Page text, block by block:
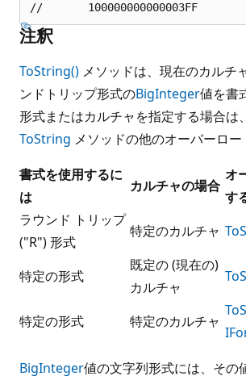
注釈
ToString() メソッドは、現在のカルチ
ンドトリップ形式のBigInteger値を書
形式またはカルチャを指定する場合は
ToString メソッドの他のオーバーロー
書式を使用するに
は
カルチャの場合
オ
す
ラウンド トリップ
("R") 形式
特定のカルチャ
特定の形式
既定の (現在の)
カルチャ
特定の形式 特定のカルチャ
BigInteger値の文字列形式には、その